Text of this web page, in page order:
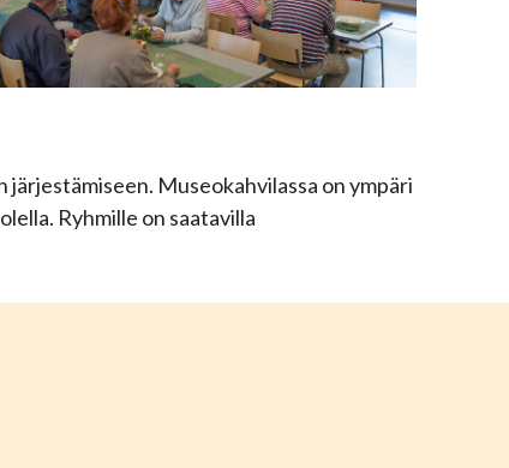
Museokahvilassa on ympäri
Ryhmille on saatavilla